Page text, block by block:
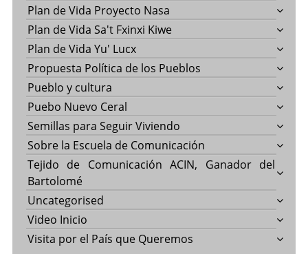
Plan de Vida Proyecto Nasa
Plan de Vida Sa't Fxinxi Kiwe
Plan de Vida Yu' Lucx
Propuesta Política de los Pueblos
Pueblo y cultura
Puebo Nuevo Ceral
Semillas para Seguir Viviendo
Sobre la Escuela de Comunicación
Tejido de Comunicación ACIN, Ganador del
Bartolomé
Uncategorised
Video Inicio
Visita por el País que Queremos